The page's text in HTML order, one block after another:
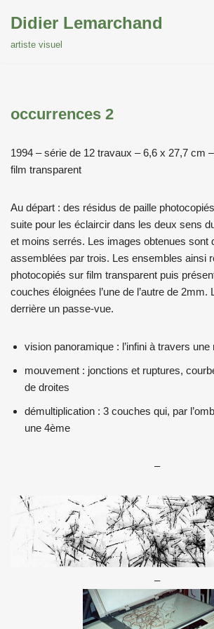
Didier Lemarchand
artiste visuel
occurrences 2
1994 – série de 12 travaux – 6,6 x 27,7 cm
film transparent
Au départ : des résidus de paille
suite pour les éclaircir dans les deux sens
et moins serrés. Les images obtenues sont
assemblées par trois. Les ensembles ainsi
photocopiés sur film transparent puis
couches éloignées l’une de l’autre de 2mm.
derrière un passe-vue.
vision panoramique : l’infini à travers une
mouvement : jonctions et ruptures,
de droites
démultiplication : 3 couches qui, par
une 4ème
–
–